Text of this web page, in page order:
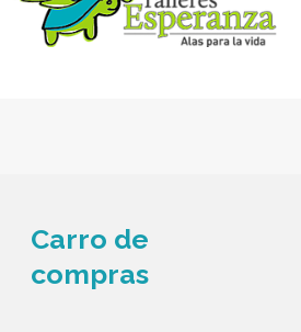
Carro de
compras